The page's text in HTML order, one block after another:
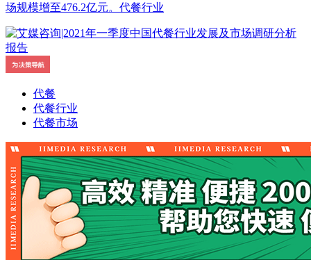
场规模增至476.2亿元。代餐行业
代餐
代餐行业
代餐市场